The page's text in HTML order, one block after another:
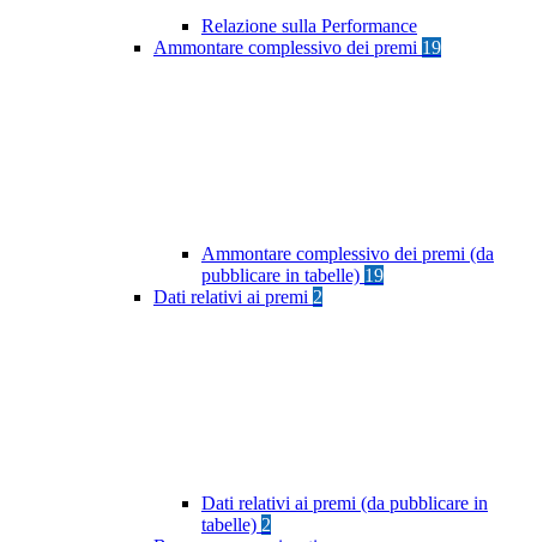
Relazione sulla Performance
Ammontare complessivo dei premi 19
Ammontare complessivo dei premi (da
pubblicare in tabelle) 19
Dati relativi ai premi 2
Dati relativi ai premi (da pubblicare in
tabelle) 2